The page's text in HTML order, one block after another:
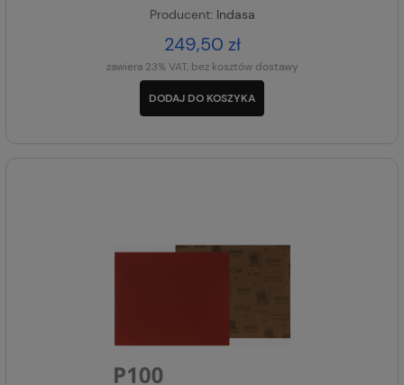
Producent: Indasa
249,50 zł
zawiera 23% VAT, bez kosztów dostawy
DODAJ DO KOSZYKA